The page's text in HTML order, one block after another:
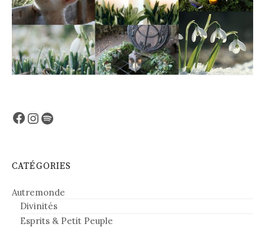
Facebook
Instagram
Spotify
CATÉGORIES
Autremonde
Divinités
Esprits & Petit Peuple